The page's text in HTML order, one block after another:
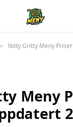
» Nitty Gritty Meny Priser
Meny